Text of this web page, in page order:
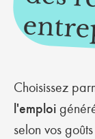
Choisissez
l'emploi
selon vos